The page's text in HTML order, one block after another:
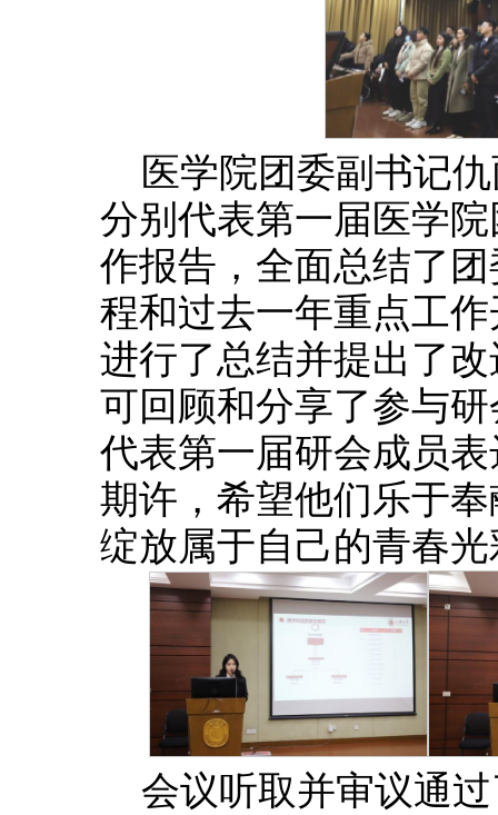
医学院团委副书记
分别代表第一届医学
作报告，全面总结了
程和过去一年重点工
进行了总结并提出了
可回顾和分享了参与
代表第一届研会成员
期许，希望他们乐于
绽放属于自己的青春
会议听取并审议通